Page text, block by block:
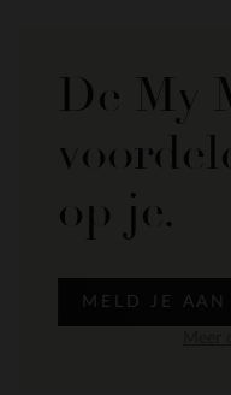
De My
op je.
MELD JE